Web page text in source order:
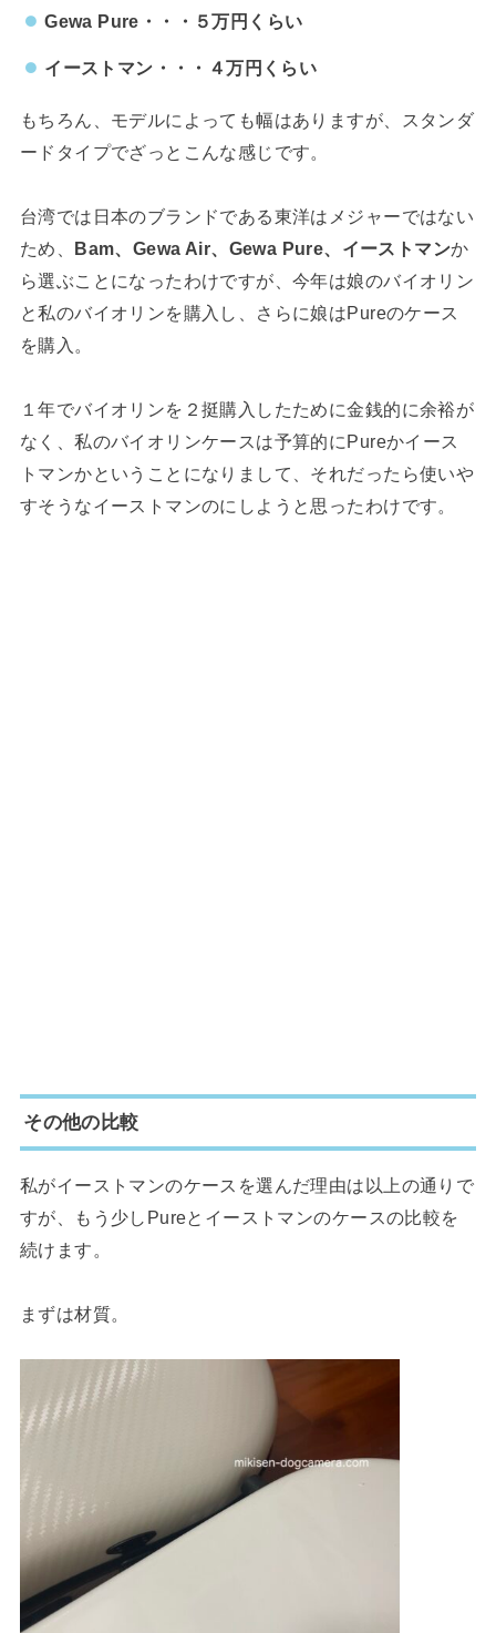
Gewa Pure・・・５万円くらい
イーストマン・・・４万円くらい
もちろん、モデルによっても幅はありますが、スタンダ
ードタイプでざっとこんな感じです。
台湾では日本のブランドである東洋はメジャーではない
ため、 Bam、Gewa Air、Gewa Pure、イーストマンか
ら選ぶことになったわけですが、今年は娘のバイオリン
と私のバイオリンを購入し、さらに娘はPureのケース
を購入。
１年でバイオリンを２挺購入したために金銭的に余裕が
なく、私のバイオリンケースは予算的にPureかイース
トマンかということになりまして、それだったら使いや
すそうなイーストマンのにしようと思ったわけです。
その他の比較
私がイーストマンのケースを選んだ理由は以上の通りで
すが、もう少しPureとイーストマンのケースの比較を
続けます。
まずは材質。